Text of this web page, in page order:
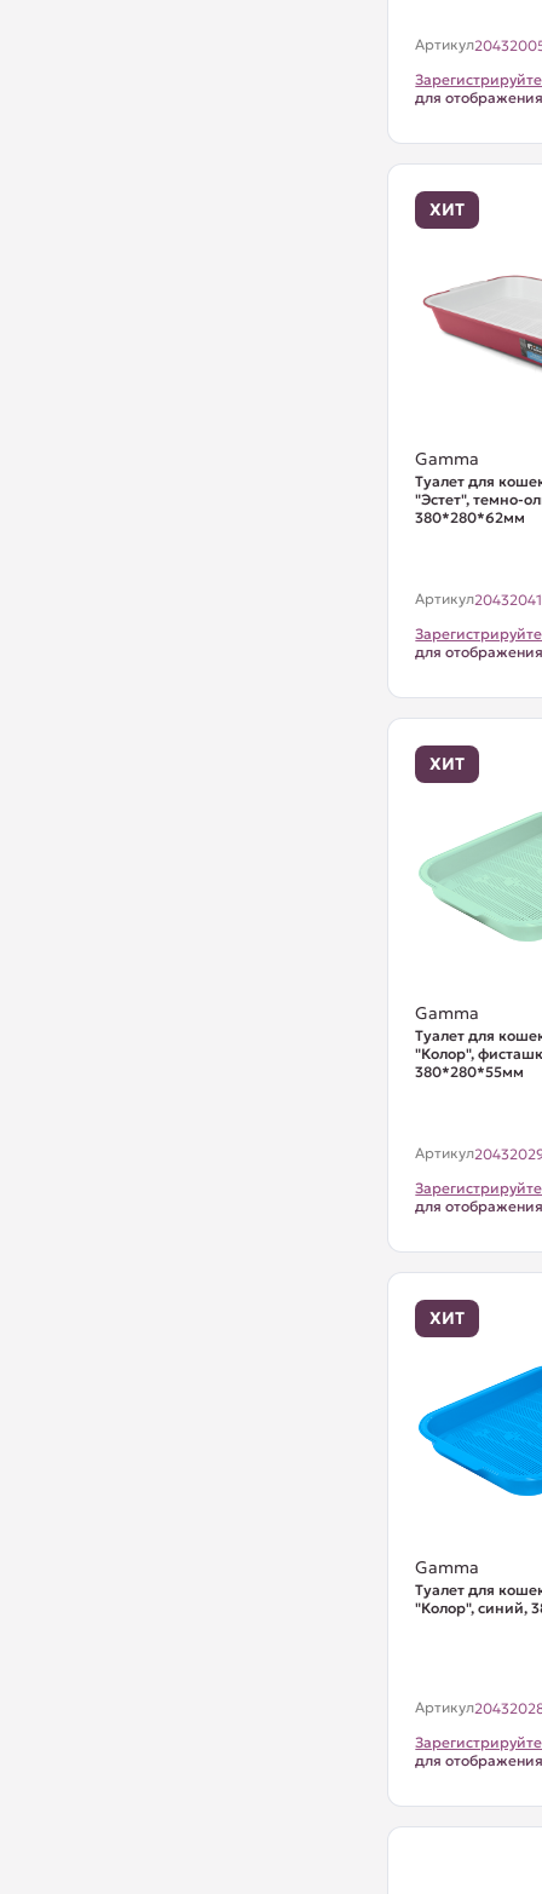
Артикул
для
ХИТ
Gamma
Туалет для
"Эстет", темно-
380*280*62мм
Артикул20432041
для
ХИТ
Gamma
Туалет для
"Колор",
380*280*55мм
Артикул
для
ХИТ
Gamma
Туалет для
"Колор", синий,
Артикул
для